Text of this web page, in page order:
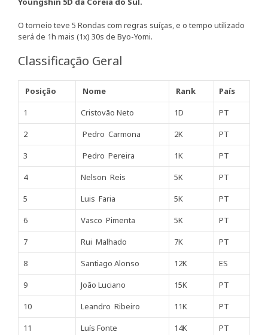
O torneio teve 5 Rondas com regras suíças, e o tempo utilizado
será de 1h mais (1x) 30s de Byo-Yomi.
Classificação Geral
Posição Nome Rank
País
1
Cristovão Neto 1D
PT
2
Pedro Carmona 2K
PT
3
Pedro Pereira 1K
PT
4
Nelson Reis 5K
PT
5
Luis Faria 5K
PT
6
Vasco Pimenta 5K
PT
7
Rui Malhado 7K
PT
8
Santiago Alonso 12K
ES
9
João Luciano 15K
PT
10
Leandro Ribeiro 11K
PT
11
Luís Fonte 14K
PT